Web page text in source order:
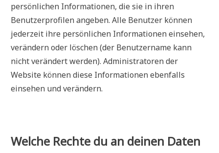
persönlichen Informationen, die sie in ihren
Benutzerprofilen angeben. Alle Benutzer können
jederzeit ihre persönlichen Informationen einsehen,
verändern oder löschen (der Benutzername kann
nicht verändert werden). Administratoren der
Website können diese Informationen ebenfalls
einsehen und verändern.
Welche Rechte du an deinen Daten